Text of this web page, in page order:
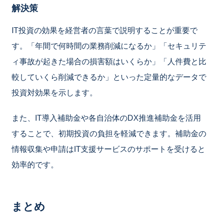
解決策
IT投資の効果を経営者の言葉で説明することが重要で
す。「年間で何時間の業務削減になるか」「セキュリテ
ィ事故が起きた場合の損害額はいくらか」「人件費と比
較していくら削減できるか」といった定量的なデータで
投資対効果を示します。
また、IT導入補助金や各自治体のDX推進補助金を活用
することで、初期投資の負担を軽減できます。補助金の
情報収集や申請はIT支援サービスのサポートを受けると
効率的です。
まとめ